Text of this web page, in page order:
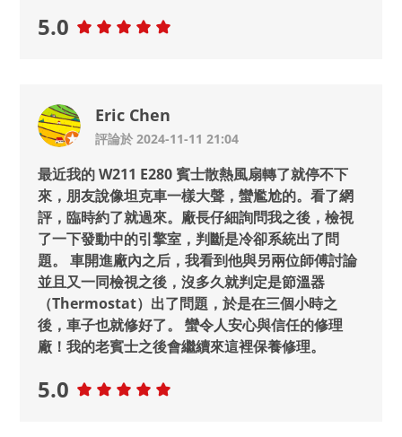
5.0
Eric Chen
評論於 2024-11-11 21:04
最近我的 W211 E280 賓士散熱風扇轉了就停不下
來，朋友說像坦克車一樣大聲，蠻尷尬的。看了網
評，臨時約了就過來。廠長仔細詢問我之後，檢視
了一下發動中的引擎室，判斷是冷卻系統出了問
題。 車開進廠內之后，我看到他與另兩位師傅討論
並且又一同檢視之後，沒多久就判定是節溫器
（Thermostat）出了問題，於是在三個小時之
後，車子也就修好了。 蠻令人安心與信任的修理
廠！我的老賓士之後會繼續來這裡保養修理。
5.0